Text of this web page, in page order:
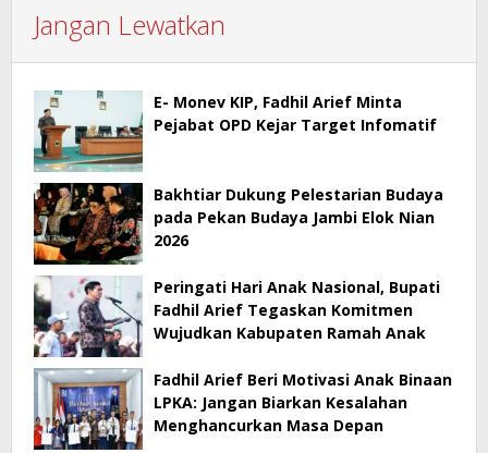
Jangan Lewatkan
E- Monev KIP, Fadhil Arief Minta
Pejabat OPD Kejar Target Infomatif
Bakhtiar Dukung Pelestarian Budaya
pada Pekan Budaya Jambi Elok Nian
2026
Peringati Hari Anak Nasional, Bupati
Fadhil Arief Tegaskan Komitmen
Wujudkan Kabupaten Ramah Anak
Fadhil Arief Beri Motivasi Anak Binaan
LPKA: Jangan Biarkan Kesalahan
Menghancurkan Masa Depan